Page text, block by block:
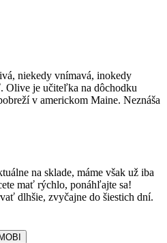
niekedy vnímavá, inokedy
Olive je učiteľka na dôchodku
v americkom Maine. Neznáša
na sklade, máme však už iba
mať rýchlo, ponáhľajte sa!
dlhšie, zvyčajne do šiestich dní.
MOBI